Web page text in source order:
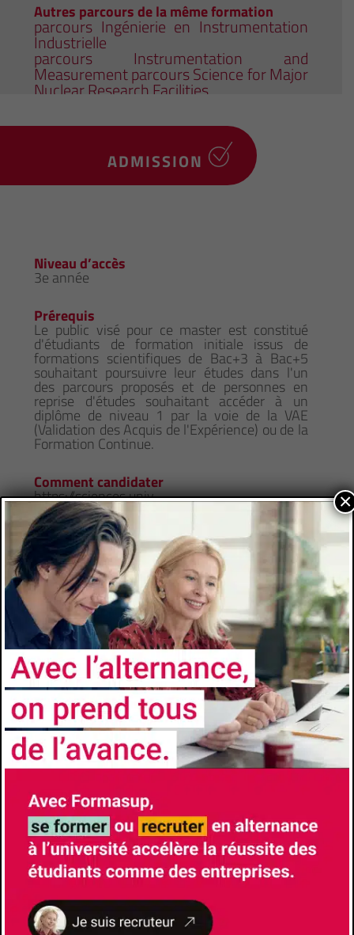
Autres parcours de la même formation
parcours Ingénierie en Instrumentation
Industrielle
parcours Instrumentation and
Measurement parcours Science for Major
Nuclear Research Facilities
ADMISSION
Niveau d’accès
3e année
Prérequis
Le public visé pour ce master est constitué
d'étudiants de formation initiale issus de
formations scientifiques de Bac+3 à Bac+5
souhaitant poursuivre leur études dans l'un
des parcours proposés et de personnes en
reprise d'études souhaitant accéder à un
diplôme de niveau 1 par la voie de la VAE
(Validation des Acquis de l'Expérience) ou de la
Formation Continue.
Comment candidater
https://sciences.univ-
amu.fr/fr/formation/masters/master-
instrumentation-mesure-
metrologie#pacome-competences-a-
acquerir-9138
Les avantages de l'alternance
Formation à l’école et formation chez
l’employeur- Insertion professionnelle accrue
à l’issue du diplôme- Diplôme Universitaires
reconnus et visés par l’État
CONTACTS
Université
Aix-Marseille Université
Faculté/Institut/Ecole
Faculté des Sciences
×